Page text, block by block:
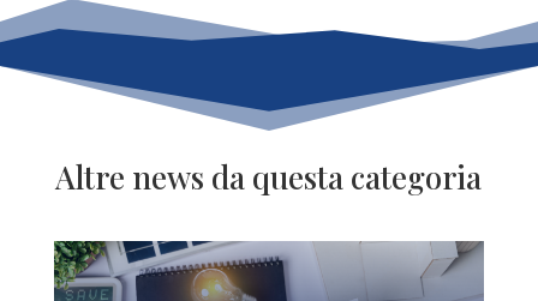
Altre news da questa categoria